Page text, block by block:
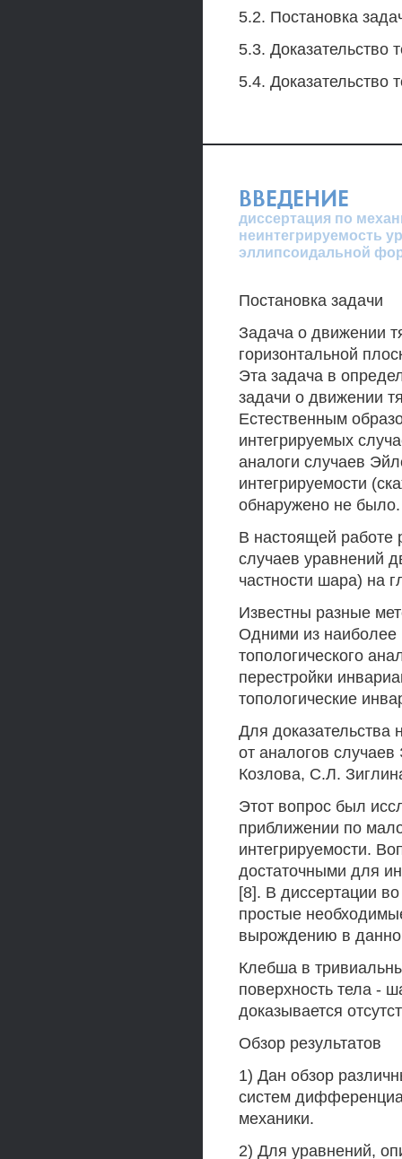
5.2. Постановка
5.3. Доказательство
5.4. Доказательство
ВВЕДЕНИЕ
диссертация по
неинтегрируемость
эллипсоидальной
Постановка задачи
Задача о движении
горизонтальной
Эта задача в
задачи о движении
Естественным
интегрируемых
аналоги случаев
интегрируемости
обнаружено не было.
В настоящей работе
случаев уравнений
частности шара) на
Известны разные
Одними из наиболее
топологического
перестройки
топологические
Для доказательства
от аналогов
Козлова, С.Л.
Этот вопрос был
приближении по
интегрируемости.
достаточными для
[8]. В диссертации
простые
вырождению в
Клебша в
поверхность тела -
доказывается
Обзор результатов
1) Дан обзор
систем
механики.
2) Для уравнений,